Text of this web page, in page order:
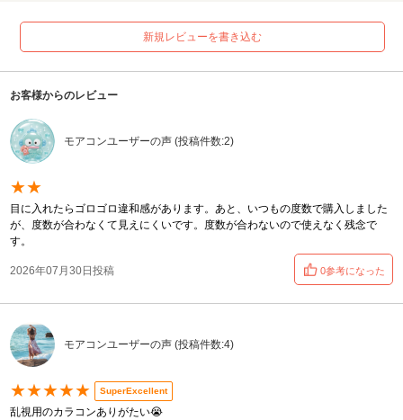
新規レビューを書き込む
お客様からのレビュー
モアコンユーザーの声 (投稿件数:2)
★★
目に入れたらゴロゴロ違和感があります。あと、いつもの度数で購入しました
が、度数が合わなくて見えにくいです。度数が合わないので使えなく残念で
す。
2026年07月30日投稿 0参考になった
モアコンユーザーの声 (投稿件数:4)
★★★★★ SuperExcellent
乱視用のカラコンありがたい😭